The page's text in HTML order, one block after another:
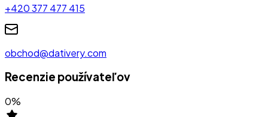
+420 377 477 415
obchod@dativery.com
Recenzie používateľov
0%